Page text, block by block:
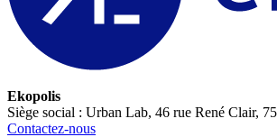
Ekopolis
Siège social : Urban Lab, 46 rue René Clair,
Contactez-nous